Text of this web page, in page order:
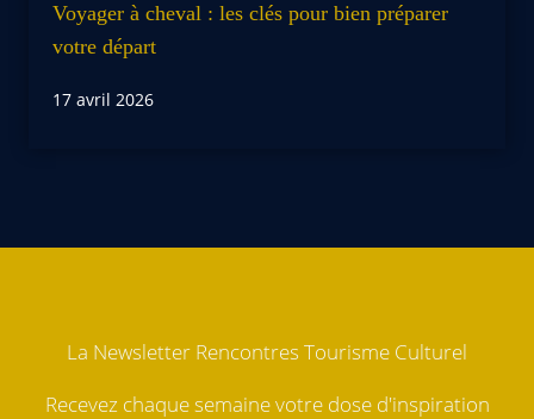
Voyager à cheval : les clés pour bien préparer
votre départ
17 avril 2026
La Newsletter Rencontres Tourisme Culturel
Recevez chaque semaine votre dose d'inspiration